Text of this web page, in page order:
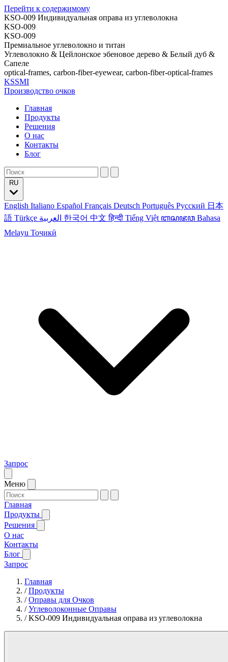
Перейти к содержимому
KSO-009 Индивидуальная оправа из углеволокна
KSO-009
KSO-009
Премиальное углеволокно и титан
Углеволокно & Цейлонское эбеновое дерево & Белый дуб &
Сапеле
optical-frames, carbon-fiber-eyewear, carbon-fiber-optical-frames
KSSMI
Производство очков
Главная
Продукты
Решения
О нас
Контакты
Блог
English Italiano Español Français Deutsch Português Русский 日本
語 Türkçe 한국어 中文हिन्दी Tiếng Việt ꦧꦱꦗꦮ Bahasa
Melayu Тоҷикӣ
Запрос
Меню
Главная
Продукты
Решения
О нас
Контакты
Блог
Запрос
Главная
/Продукты
/Оправы для Очков
/Углеволоконные Оправы
/KSO-009 Индивидуальная оправа из углеволокна